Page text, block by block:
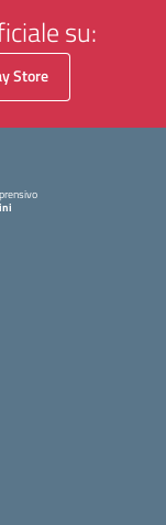
su:
Store